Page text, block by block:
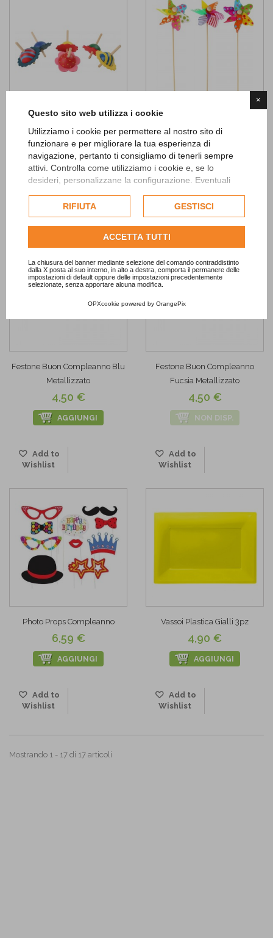
×
Questo sito web utilizza i cookie
Utilizziamo i cookie per permettere al nostro sito di
funzionare e per migliorare la tua esperienza di
navigazione, pertanto ti consigliamo di tenerli sempre
attivi. Controlla come utilizziamo i cookie e, se lo
desideri, personalizzane la configurazione. Eventuali
esclusivamente previa acquisizione del consenso
dell'utente.
Consulta l'informativa cookie completa.
RIFIUTA GESTISCI
ACCETTA TUTTI
La chiusura del banner mediante selezione del comando contraddistinto
dalla X posta al suo interno, in alto a destra, comporta il permanere delle
impostazioni di default oppure delle impostazioni precedentemente
selezionate, senza apportare alcuna modifica.
OPXcookie powered by OrangePix
1,00 €
AGGIUNGI
Add to
1,80 €
AGGIUNGI
Add to
Wishlist
Festone Buon Compleanno Blu
Metallizzato
4,50 €
AGGIUNGI
Add to
Wishlist
Festone Buon Compleanno
Fucsia Metallizzato
4,50 €
NON DISP.
Add to
Wishlist
Photo Props Compleanno
6,59 €
AGGIUNGI
Add to
Wishlist
Vassoi Plastica Gialli 3pz
4,90 €
AGGIUNGI
Add to
Wishlist
Mostrando 1 - 17 di 17 articoli